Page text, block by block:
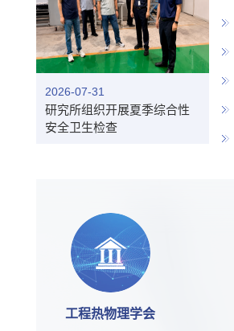
2026-07-31
研究所组织开展夏季综合性
安全卫生检查
工程热物理学会